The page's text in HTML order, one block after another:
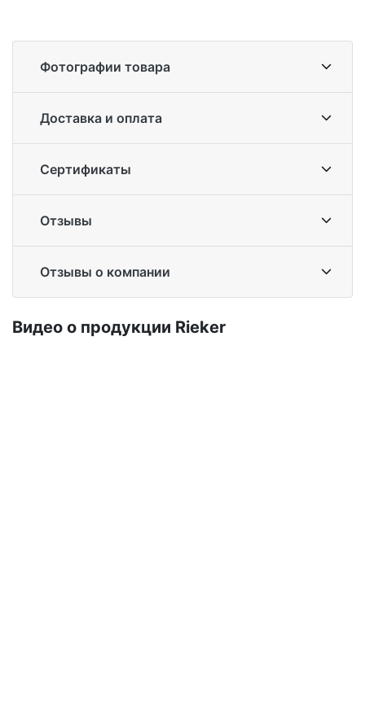
Фотографии товара
Доставка и оплата
Сертификаты
Отзывы
Отзывы о компании
Ви­део о про­дук­ции Ri­eker